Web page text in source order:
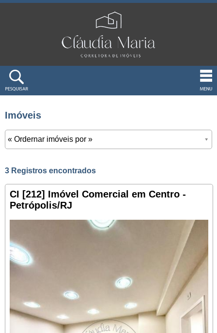
Imóveis
3 Registros encontrados
CI [212] Imóvel Comercial em Centro -
Petrópolis/RJ